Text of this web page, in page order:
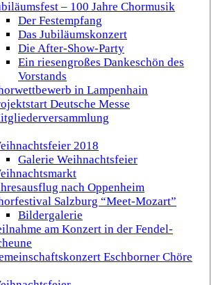
– 100 Jahre Chormusik
Der Festempfang
Das Jubiläumskonzert
Die After-Show-Party
Ein riesengroßes Dankeschön des
Vorstands
in Lampenhain
Deutsche Messe
2018
Galerie Weihnachtsfeier
nach Oppenheim
Salzburg “Meet-Mozart”
Bildergalerie
am Konzert in der Fendel-
Eschborner Chöre